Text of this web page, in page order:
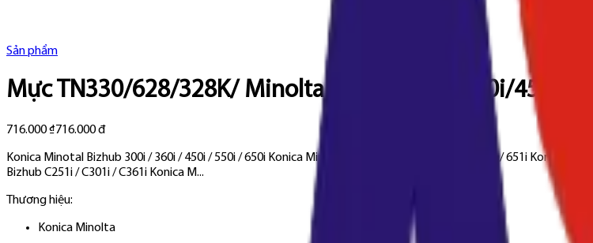
Sản phẩm
Mực TN330/628/328K/ Minolta Bizhub 300i/360i/450i
716.000 ₫716.000 đ
Konica Minotal Bizhub 300i / 360i / 450i / 550i / 650i Konica Minotal Bizhub 301i / 361i / 451i / 551i / 651i Konica
Bizhub C251i / C301i / C361i Konica M...
Thương hiệu:
Konica Minolta